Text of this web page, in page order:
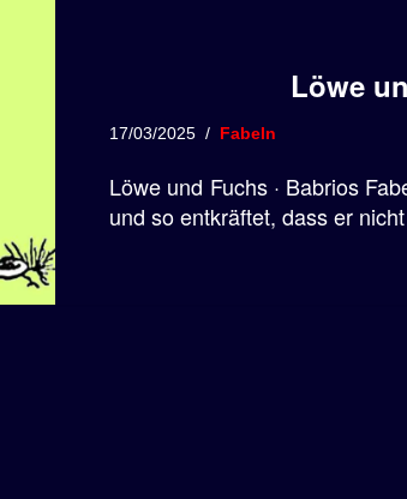
Löwe
17/03/2025 Fabeln
Löwe und Fuchs · Babrios
und so entkräftet, dass er